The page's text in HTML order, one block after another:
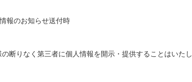
報のお知らせ送付時
断りなく第三者に個人情報を開示・提供することはいたし